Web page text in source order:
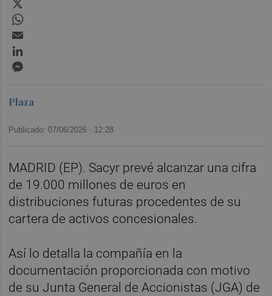
Plaza
Publicado: 07/06/2026 · 12:28
MADRID (EP). Sacyr prevé alcanzar una cifra
de 19.000 millones de euros en
distribuciones futuras procedentes de su
cartera de activos concesionales.
Así lo detalla la compañía en la
documentación proporcionada con motivo
de su Junta General de Accionistas (JGA) de